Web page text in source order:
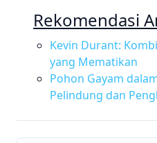
Rekomendasi
Kevin Durant:
yang Mematikan
Pohon Gayam
Pelindung dan